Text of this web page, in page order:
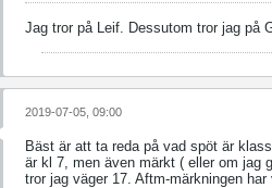
Jag tror på Leif. Dessutom tror jag på
2019-07-05, 09:00
Bäst är att ta reda på vad spöt är
är kl 7, men även märkt ( eller om jag
tror jag väger 17. Aftm-märkningen